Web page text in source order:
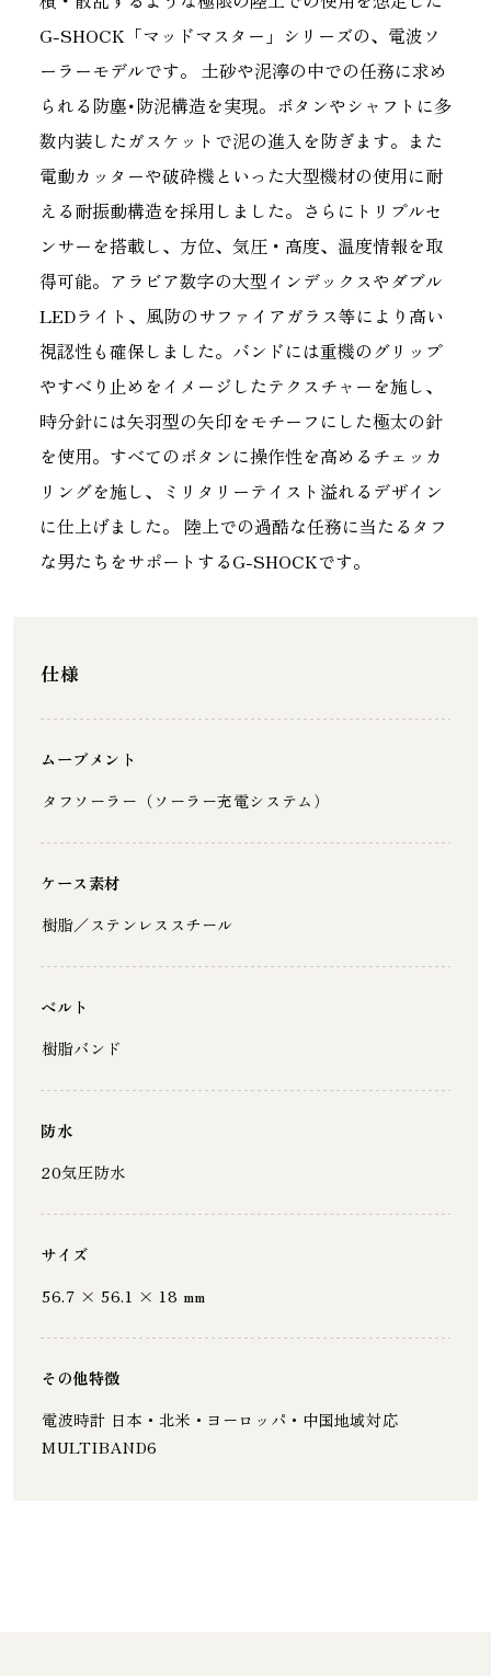
G-SHOCK「マッドマスター」シリーズの、電波ソ
ーラーモデルです。 土砂や泥濘の中での任務に求め
られる防塵･防泥構造を実現。ボタンやシャフトに多
数内装したガスケットで泥の進入を防ぎます。また
電動カッターや破砕機といった大型機材の使用に耐
える耐振動構造を採用しました。さらにトリプルセ
ンサーを搭載し、方位、気圧・高度、温度情報を取
得可能。アラビア数字の大型インデックスやダブル
LEDライト、風防のサファイアガラス等により高い
視認性も確保しました。バンドには重機のグリップ
やすべり止めをイメージしたテクスチャーを施し、
時分針には矢羽型の矢印をモチーフにした極太の針
を使用。すべてのボタンに操作性を高めるチェッカ
リングを施し、ミリタリーテイスト溢れるデザイン
に仕上げました。 陸上での過酷な任務に当たるタフ
な男たちをサポートするG-SHOCKです。
仕様
ムーブメント
タフソーラー（ソーラー充電システム）
ケース素材
樹脂／ステンレススチール
ベルト
樹脂バンド
防水
20気圧防水
サイズ
56.7 × 56.1 × 18 mm
その他特徴
電波時計 日本・北米・ヨーロッパ・中国地域対応
MULTIBAND6